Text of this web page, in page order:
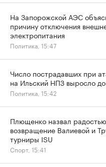
На Запорожской АЭС
причину отключения
электропитания
Политика, 15:47
Число пострадавших при
на Ильский НПЗ выросло
Политика, 15:42
Плющенко назвал радостью
возвращение Валиевой и
турниры ISU
Спорт, 15:41